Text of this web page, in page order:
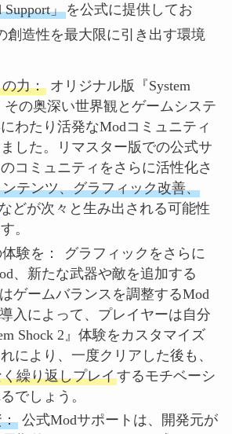
」を公式に提供してお
創造性を最大限に引き出す環境
力：オリジナル版『System
その奥深い世界観とゲームシステ
わたり活発なModコミュニティ
した。リマスター版での公式サ
コミュニティをさらに活性化さ
テンツ、グラフィック改善、
どが次々と生み出される可能性
。
験を：
グラフィックをさらに
、新たな武器や敵を追加する
ゲームバランスを調整するMod
入によって、プレイヤーは自分
Shock 2』体験をカスタマイズ
により、一度クリアした後も、
繰り返しプレイするモチベーシ
でしょう。
公式Modサポートは、開発元が